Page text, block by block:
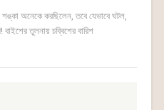
শঙ্কা অনেকে করছিলেন, তবে যেভাবে ঘটল,
তুলনায় চব্বিশের বারিশ